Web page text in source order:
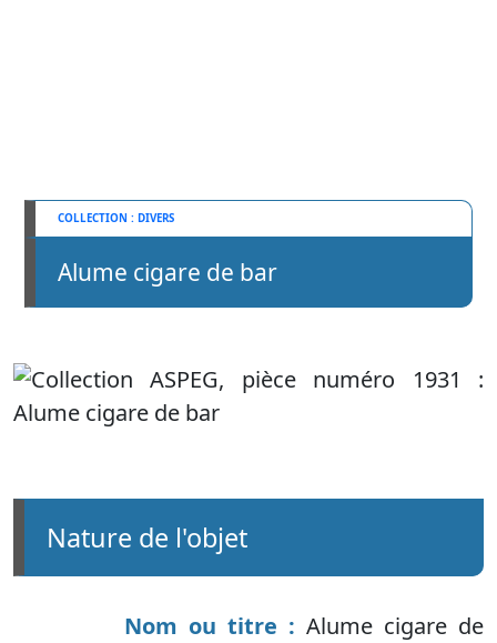
DIVERS
Alume cigare de bar
nature de l'objet
Nom ou titre : Alume cigare de